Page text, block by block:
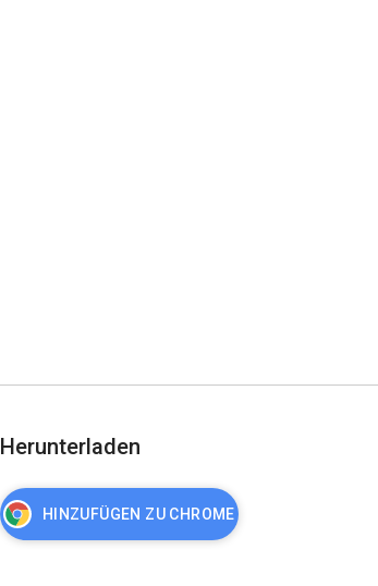
Herunterladen
HINZUFÜGEN ZU CHROME